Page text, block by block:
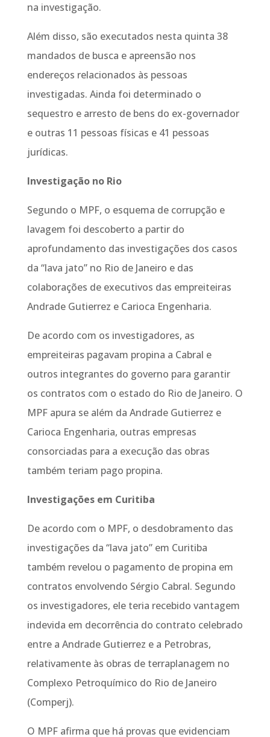
na investigação.
Além disso, são executados nesta quinta 38
mandados de busca e apreensão nos
endereços relacionados às pessoas
investigadas. Ainda foi determinado o
sequestro e arresto de bens do ex-governador
e outras 11 pessoas físicas e 41 pessoas
jurídicas.
Investigação no Rio
Segundo o MPF, o esquema de corrupção e
lavagem foi descoberto a partir do
aprofundamento das investigações dos casos
da “lava jato” no Rio de Janeiro e das
colaborações de executivos das empreiteiras
Andrade Gutierrez e Carioca Engenharia.
De acordo com os investigadores, as
empreiteiras pagavam propina a Cabral e
outros integrantes do governo para garantir
os contratos com o estado do Rio de Janeiro. O
MPF apura se além da Andrade Gutierrez e
Carioca Engenharia, outras empresas
consorciadas para a execução das obras
também teriam pago propina.
Investigações em Curitiba
De acordo com o MPF, o desdobramento das
investigações da “lava jato” em Curitiba
também revelou o pagamento de propina em
contratos envolvendo Sérgio Cabral. Segundo
os investigadores, ele teria recebido vantagem
indevida em decorrência do contrato celebrado
entre a Andrade Gutierrez e a Petrobras,
relativamente às obras de terraplanagem no
Complexo Petroquímico do Rio de Janeiro
(Comperj).
O MPF afirma que há provas que evidenciam